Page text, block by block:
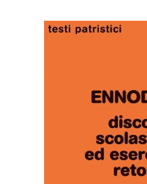
AGGIUNGI AL CARRELLO